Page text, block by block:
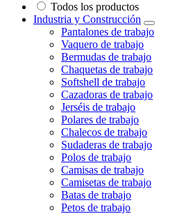
Todos los productos
Industria y Construcción
Pantalones de trabajo
Vaquero de trabajo
Bermudas de trabajo
Chaquetas de trabajo
Softshell de trabajo
Cazadoras de trabajo
Jerséis de trabajo
Polares de trabajo
Chalecos de trabajo
Sudaderas de trabajo
Polos de trabajo
Camisas de trabajo
Camisetas de trabajo
Batas de trabajo
Petos de trabajo